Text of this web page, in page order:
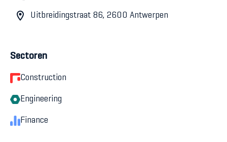
Uitbreidingstraat 86, 2600 Antwerpen
Sectoren
Construction
Engineering
Finance